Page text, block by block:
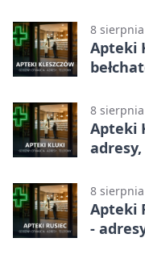
8
Apteki
8
Apteki
8
Apteki
-